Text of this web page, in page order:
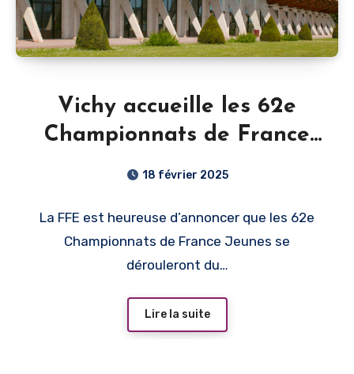
Vichy accueille les 62e
Championnats de France
Jeunes !
18 février 2025
La FFE est heureuse d’annoncer que les 62e
Championnats de France Jeunes se
dérouleront du…
Lire la suite